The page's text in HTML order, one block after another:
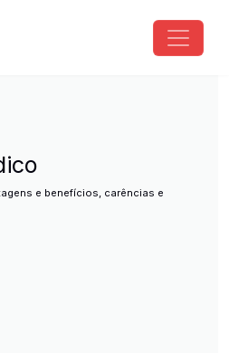
Comercial
e benefícios, carências e